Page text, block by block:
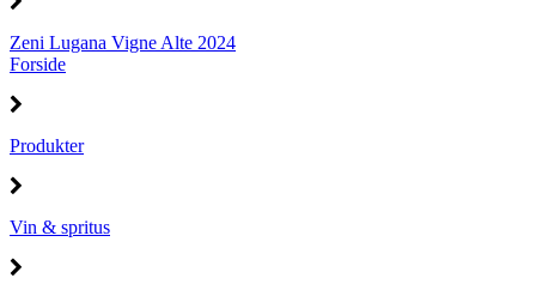
Zeni Lugana Vigne Alte 2024
Forside
Produkter
Vin & spritus